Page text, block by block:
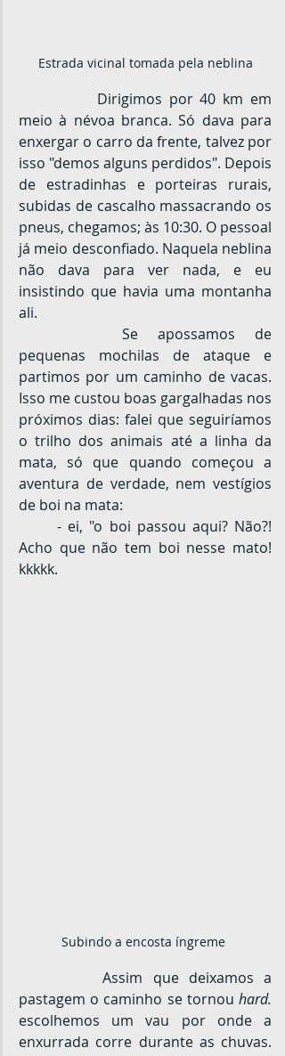
Estrada vicinal tomada pela neblina
meio à névoa branca. Só dava para
enxergar o carro da frente, talvez por
isso "demos alguns perdidos". Depois
de estradinhas e porteiras rurais,
subidas de cascalho massacrando os
pneus, chegamos; às 10:30. O pessoal
já meio desconfiado. Naquela neblina
não dava para ver nada, e eu
insistindo que havia uma montanha
ali.
pequenas mochilas de ataque e
partimos por um caminho de vacas.
Isso me custou boas gargalhadas nos
próximos dias: falei que seguiríamos
o trilho dos animais até a linha da
mata, só que quando começou a
aventura de verdade, nem vestígios
de boi na mata:
	- ei, "o boi passou aqui? Não?!
Acho que não tem boi nesse mato!
kkkkk.
Subindo a encosta íngreme
		Assim que deixamos a
pastagem o caminho se tornou hard.
escolhemos um vau por onde a
enxurrada corre durante as chuvas.